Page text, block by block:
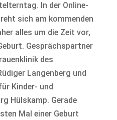
In der Online-
sich am kommenden
alles um die Zeit vor,
Gesprächspartner
des
Langenberg und
Kinder- und
Hülskamp. Gerade
Mal einer Geburt